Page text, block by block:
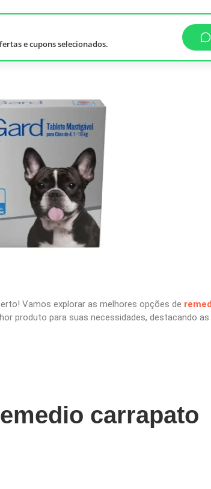
e cupons selecionados.
Vamos explorar as melhores opções de
produto para suas necessidades, destacando as
carrapato